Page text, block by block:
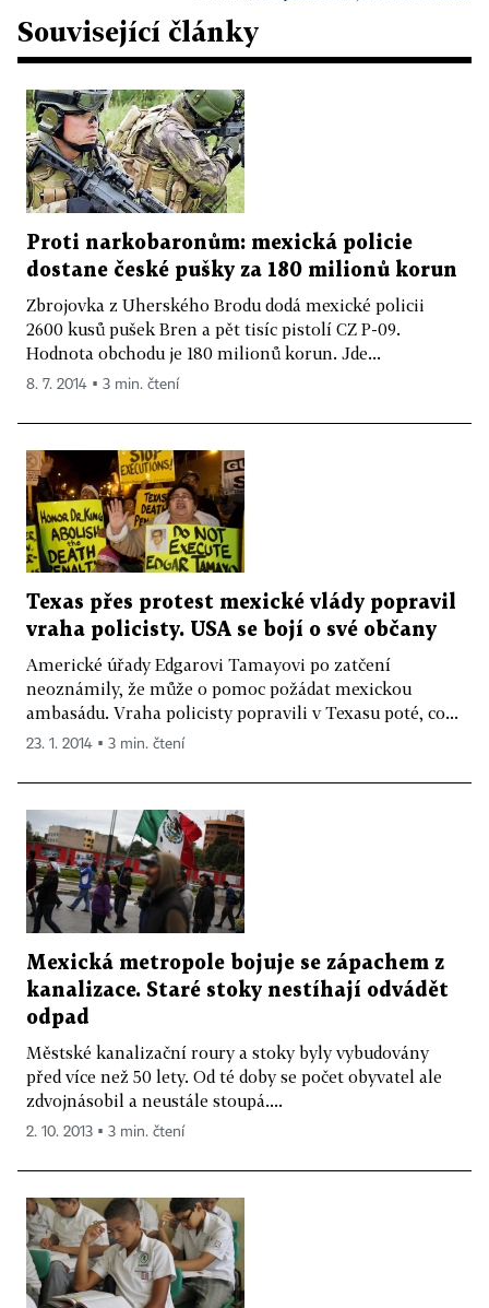
Související články
Proti narkobaronům: mexická policie
dostane české pušky za 180 milionů korun
Zbrojovka z Uherského Brodu dodá mexické policii
2600 kusů pušek Bren a pět tisíc pistolí CZ P-09.
Hodnota obchodu je 180 milionů korun. Jde...
8. 7. 2014 ▪ 3 min. čtení
Texas přes protest mexické vlády popravil
vraha policisty. USA se bojí o své občany
Americké úřady Edgarovi Tamayovi po zatčení
neoznámily, že může o pomoc požádat mexickou
ambasádu. Vraha policisty popravili v Texasu poté, co...
23. 1. 2014 ▪ 3 min. čtení
Mexická metropole bojuje se zápachem z
kanalizace. Staré stoky nestíhají odvádět
odpad
Městské kanalizační roury a stoky byly vybudovány
před více než 50 lety. Od té doby se počet obyvatel ale
zdvojnásobil a neustále stoupá....
2. 10. 2013 ▪ 3 min. čtení